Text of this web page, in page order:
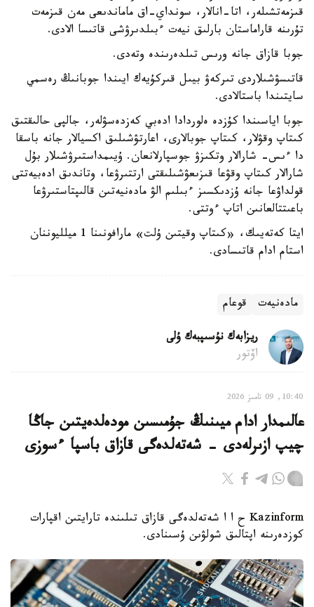
قىزمەتشىلەر، اتا-انالار، سونداي-اق ماماندىعى مەن قىزمەت
تۇرىنە قاراماستان بارلىق نيەت ءبىلدىرۋشى قاتىسا الادى.
جوبا قازاق جانە ورىس تىلدەرىندە وتەدى.
قاتىسۋشىلاردى تىركەۋ بيىل قىركۇيەك ايىندا جوبانىڭ رەسمي
سايتىندا باستالادى.
جوبا اياسىندا كۇزدە ەلوردادا ادەبي كەزدەسۋلەر، جالپى حالىقتىق
كىتاپ وقۋلار، كىتاپ جوبالارى، اعارتۋشىلىق اكسيالار جانە باسقا
دا ءىس- شارالار وتكىزۋ جوسپارلانعان. ۇيىمداستىرۋشىلار بۇل
شارالار كىتاپ وقۋعا قىزىعۋشىلىقتى ارتتىرۋعا، وتاندىق ادەبيەتتى
قولداۋعا جانە ۇزدىكسىز ءبىلىم الۋ مادەنيەتىن قالىپتاستىرۋعا
باعىتتالعانىن اتاپ ءوتتى.
ايتا كەتەيىك، «كىتاپ وقيتىن ۇلت» مارافونىنا 1 ميلليوننان
استام ادام قاتىسادى.
مادەنيەت قوعام
ريزابەك نۇسىپبەك ۇلى
اۆتور
10:40, 09 تامىز 2026
عالىمدار ادام ميىنىڭ جۇمىسىن مودەلدەيتىن جاڭا
چيپ ازىرلەدى - شەتەلدەگى قازاق باسپا ءسوزى
Kazinform ح ا ا شەتەلدەگى قازاق تىلىندە تارايتىن اقپارات
كوزدەرىنە اپتالىق شولۋىن ۇسىنادى.